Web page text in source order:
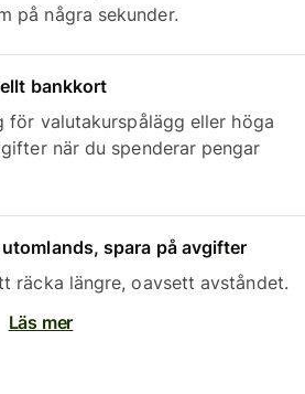
på några sekunder.
bankkort
för valutakurspålägg eller höga
när du spenderar pengar
spara på avgifter
räcka längre, oavsett avståndet.
Läs mer